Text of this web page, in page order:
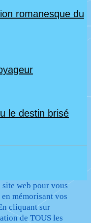
romanesque du
le destin brisé
web pour vous
mémorisant vos
cliquant sur
de TOUS les